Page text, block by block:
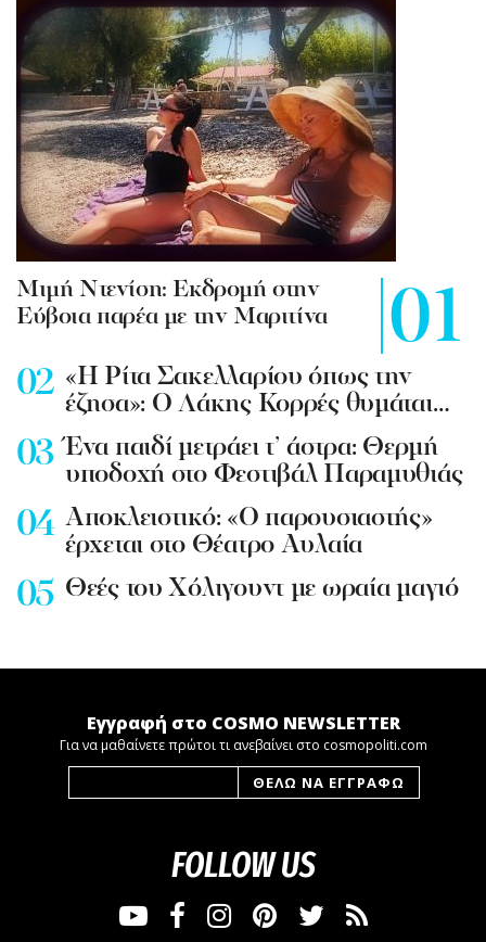
Mιμή Ντενίση: Εκδρομή στην
Εύβοια παρέα με την Μαριτίνα
«Η Ρίτα Σακελλαρίου όπως την
έζησα»: Ο Λάκης Κορρές θυμάται…
Ένα παιδί μετράει τ’ άστρα: Θερμή
υποδοχή στο Φεστιβάλ Παραμυθιάς
Aποκλειστικό: «Ο παρουσιαστής»
έρχεται στο Θέατρο Αυλαία
Θεές του Χόλιγουντ με ωραία μαγιό
Εγγραφή στο COSMO NEWSLETTER
Για να μαθαίνετε πρώτοι τι ανεβαίνει στο cosmopoliti.com
FOLLOW US